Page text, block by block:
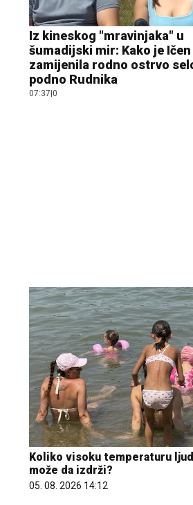
Iz kineskog "mravinjaka" u
šumadijski mir: Kako je Ičen
zamijenila rodno ostrvo
podno Rudnika
07:37 0
Koliko visoku temperaturu
može da izdrži?
05. 08. 2026 14:12